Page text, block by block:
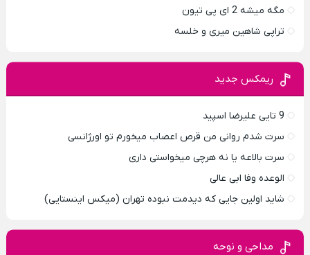
مگه میشه 2 ای پی تیون
تراپی شاهین میری و خلسه
ریمکس جدید
9 تایی علیرضا اسپید
سرت شدم روانی من قرص اعصاب میخورم تو اورژانسی
سرت بالاعه یا نه هرچی میخواستی داری
الوعده وفا ابی عالی
شاید اولین جایی که دیدمت نبوده تهران (میکس اینستایی)
مداحی و نوحه